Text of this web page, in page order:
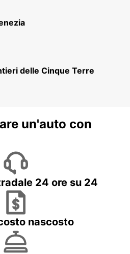
delle Cinque Terre
un'auto con
24 ore su 24
nascosto